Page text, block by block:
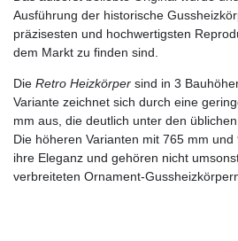
Ausführung der historische
präzisesten und hochwertigsten
dem Markt zu finden sind.
Die Retro Heizkörper sind in 3
Variante zeichnet sich durch eine
mm aus, die deutlich unter den
Die höheren Varianten mit 765 mm
ihre Eleganz und gehören nicht
verbreiteten Ornament-